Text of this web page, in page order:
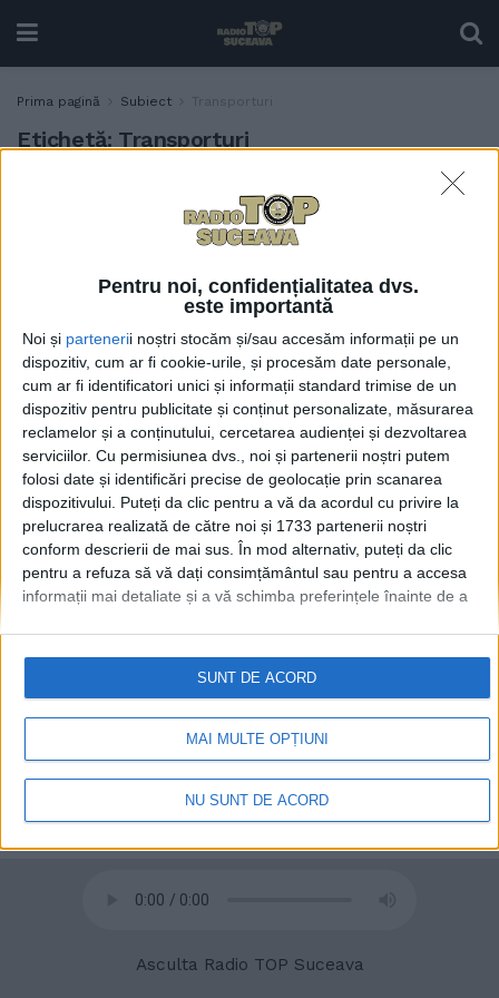
Pentru noi, confidențialitatea dvs.
este importantă
Noi și partenerii noștri stocăm și/sau accesăm informații pe un
dispozitiv, cum ar fi cookie-urile, și procesăm date personale,
cum ar fi identificatori unici și informații standard trimise de un
dispozitiv pentru publicitate și conținut personalizate, măsurarea
reclamelor și a conținutului, cercetarea audienței și dezvoltarea
serviciilor. Cu permisiunea dvs., noi și partenerii noștri putem
folosi date și identificări precise de geolocație prin scanarea
dispozitivului. Puteți da clic pentru a vă da acordul cu privire la
prelucrarea realizată de către noi și 1733 partenerii noștri
conform descrierii de mai sus. În mod alternativ, puteți da clic
pentru a refuza să vă dați consimțământul sau pentru a accesa
informații mai detaliate și a vă schimba preferințele înainte de a
retrageți consimțământul în orice moment, revenind la acest site
și făcând clic pe butonul "Confidențialitate" din partea de jos a
paginii web.
MAI MULTE OPȚIUNI
NU SUNT DE ACORD
SUNT DE ACORD
Prima pagină Subiect Transporturi
Etichetă: Transporturi
Gheorghe Flutur a refuzat
funcția de ministru al
Transporturilor: ”S-a
Transporturi, dar am zis că
rămîn aici, la Suceava, să
termin treaba”
16 IUNIE, 2023
© 2020Radio TOP Suceava 104 FM
Asculta Radio TOP Suceava